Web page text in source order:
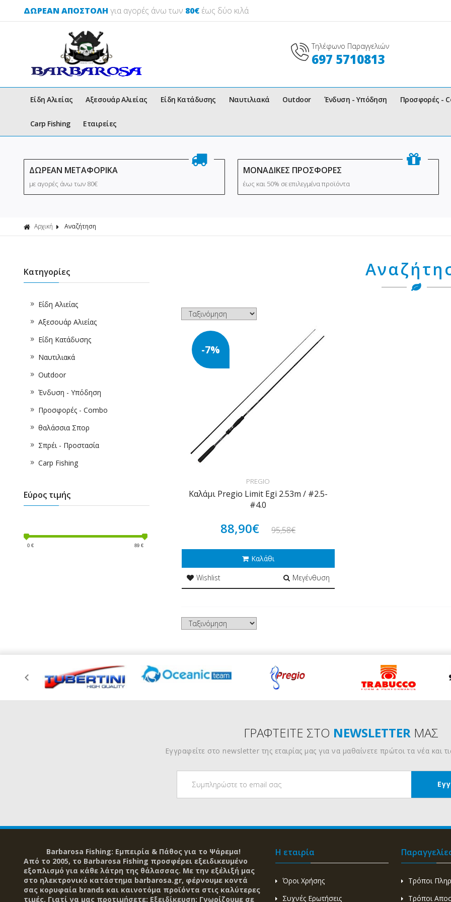
ΔΩΡΕΑΝ ΑΠΟΣΤΟΛΗ για αγορές άνω των 80€ έως δύο κιλά
Τηλέφωνο Παραγγελιών
697 5710813
Είδη Αλιείας Αξεσουάρ Αλιείας Είδη Κατάδυσης Ναυτιλιακά Outdoor Ένδυση - Υπόδηση Προσφορές -
Carp Fishing Εταιρείες
ΔΩΡΕΑΝ ΜΕΤΑΦΟΡΙΚΑ
με αγορές άνω των 80€
ΜΟΝΑΔΙΚΕΣ ΠΡΟΣΦΟΡΕΣ
έως και 50% σε επιλεγμένα προϊόντα
Αρχική Αναζήτηση
Κατηγορίες
Είδη Αλιείας
Αξεσουάρ Αλιείας
Είδη Κατάδυσης
Ναυτιλιακά
Outdoor
Ένδυση - Υπόδηση
Προσφορές - Combo
θαλάσσια Σπορ
Σπρέι - Προστασία
Carp Fishing
Εύρος τιμής
0 € 89 €
-7%
PREGIO
Καλάμι Pregio Limit Egi 2.53m / #2.5-
#4.0
88,90€ 95,58€
Καλάθι
Wishlist
Μεγένθυση
ΓΡΑΦΤΕΙΤΕ ΣΤΟ NEWSLETTERΜΑΣ
Εγγραφείτε στο newsletter της εταιρίας μας για να μαθαίνετε πρώτοι τα νέα και
Barbarosa Fishing: Εμπειρία & Πάθος για το Ψάρεμα!
Από το 2005, το Barbarosa Fishing προσφέρει εξειδικευμένο
εξοπλισμό για κάθε λάτρη της θάλασσας. Με την εξέλιξή μας
στο ηλεκτρονικό κατάστημα barbarosa.gr, φέρνουμε κοντά
σας κορυφαία brands και καινοτόμα προϊόντα στις καλύτερες
τιμές. Γιατί να μας προτιμήσετε: Εξειδίκευση: Γνωρίζουμε σε
Η εταιρία
Όροι Χρήσης
Συχνές Ερωτήσεις
Τρόποι
Τρόποι